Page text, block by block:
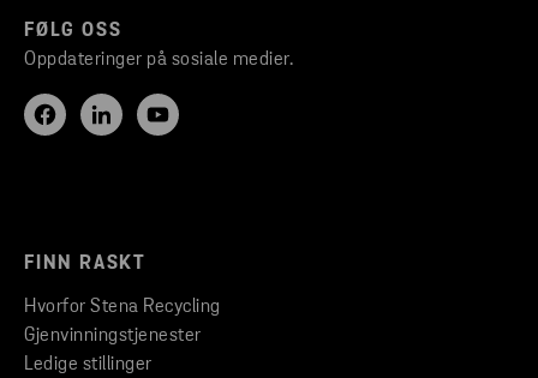
FØLG OSS
Oppdateringer på sosiale medier.
FINN RASKT
Hvorfor Stena Recycling
Gjenvinningstjenester
Ledige stillinger